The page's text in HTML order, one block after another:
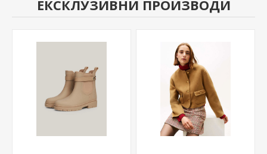
ЕКСКЛУЗИВНИ ПРОИЗВОДИ